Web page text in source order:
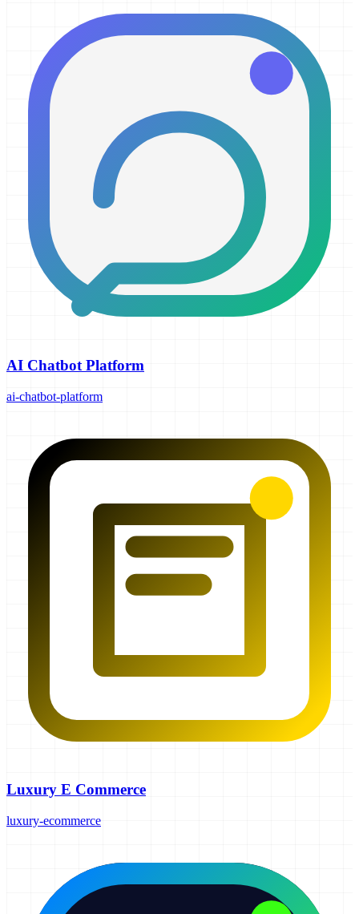
AI Chatbot Platform
ai-chatbot-platform
Luxury E Commerce
luxury-ecommerce